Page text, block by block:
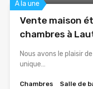
A la une
Vente maison
chambres à
Nous avons le plaisir
unique…
Chambres
Salle de